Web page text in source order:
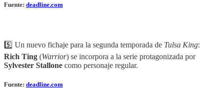
Fuente: deadline.com
5️⃣ Un nuevo fichaje para la segunda temporada de Tulsa King:
Rich Ting (Warrior) se incorpora a la serie protagonizada por
Sylvester Stallone como personaje regular.
Fuente: deadline.com